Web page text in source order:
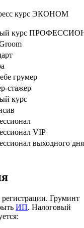
курс ЭКОНОМ
курс
грумер
стажер
курс
VIP
выходного дня
регистрации. Груминт
ИП. Налоговый